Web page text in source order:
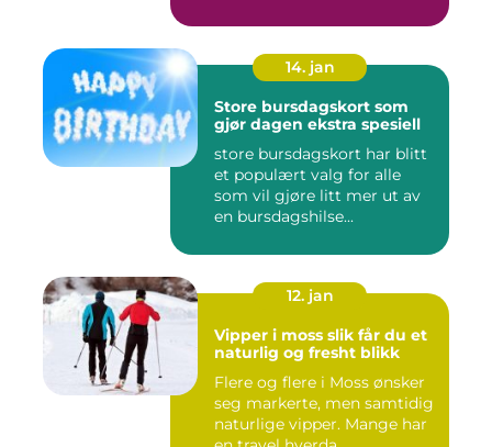
14. jan
Store bursdagskort som
gjør dagen ekstra spesiell
store bursdagskort har blitt
et populært valg for alle
som vil gjøre litt mer ut av
en bursdagshilse...
12. jan
Vipper i moss slik får du et
naturlig og fresht blikk
Flere og flere i Moss ønsker
seg markerte, men samtidig
naturlige vipper. Mange har